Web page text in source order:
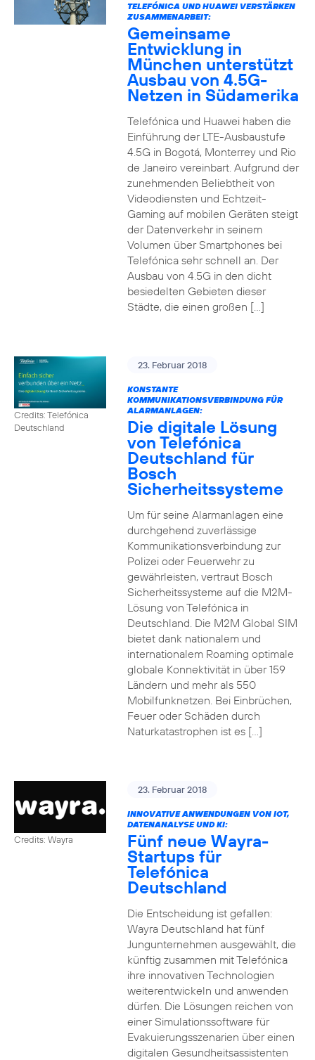
TELEFÓNICA UND HUAWEI VERSTÄRKEN
ZUSAMMENARBEIT:
Gemeinsame
Entwicklung in
München unterstützt
Ausbau von 4.5G-
Netzen in Südamerika
Telefónica und Huawei haben die
Einführung der LTE-Ausbaustufe
4.5G in Bogotá, Monterrey und Rio
de Janeiro vereinbart. Aufgrund der
zunehmenden Beliebtheit von
Videodiensten und Echtzeit-
Gaming auf mobilen Geräten steigt
der Datenverkehr in seinem
Volumen über Smartphones bei
Telefónica sehr schnell an. Der
Ausbau von 4.5G in den dicht
besiedelten Gebieten dieser
Städte, die einen großen […]
Credits: Telefónica
Deutschland
23. Februar 2018
KONSTANTE
KOMMUNIKATIONSVERBINDUNG FÜR
ALARMANLAGEN:
Die digitale Lösung
von Telefónica
Deutschland für
Bosch
Sicherheitssysteme
Um für seine Alarmanlagen eine
durchgehend zuverlässige
Kommunikationsverbindung zur
Polizei oder Feuerwehr zu
gewährleisten, vertraut Bosch
Sicherheitssysteme auf die M2M-
Lösung von Telefónica in
Deutschland. Die M2M Global SIM
bietet dank nationalem und
internationalem Roaming optimale
globale Konnektivität in über 159
Ländern und mehr als 550
Mobilfunknetzen. Bei Einbrüchen,
Feuer oder Schäden durch
Naturkatastrophen ist es […]
Credits: Wayra
23. Februar 2018
INNOVATIVE ANWENDUNGEN VON IOT,
DATENANALYSE UND KI:
Fünf neue Wayra-
Startups für
Telefónica
Deutschland
Die Entscheidung ist gefallen:
Wayra Deutschland hat fünf
Jungunternehmen ausgewählt, die
künftig zusammen mit Telefónica
ihre innovativen Technologien
weiterentwickeln und anwenden
dürfen. Die Lösungen reichen von
einer Simulationssoftware für
Evakuierungsszenarien über einen
digitalen Gesundheitsassistenten